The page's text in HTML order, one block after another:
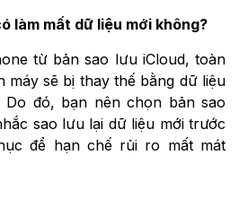
làm mất dữ liệu mới không?
từ bản sao lưu iCloud, toàn
máy sẽ bị thay thế bằng dữ liệu
Do đó, bạn nên chọn bản sao
sao lưu lại dữ liệu mới trước
để hạn chế rủi ro mất mát